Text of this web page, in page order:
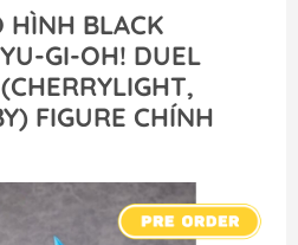
HÌNH BLACK
GI-OH! DUEL
FIGURE CHÍNH